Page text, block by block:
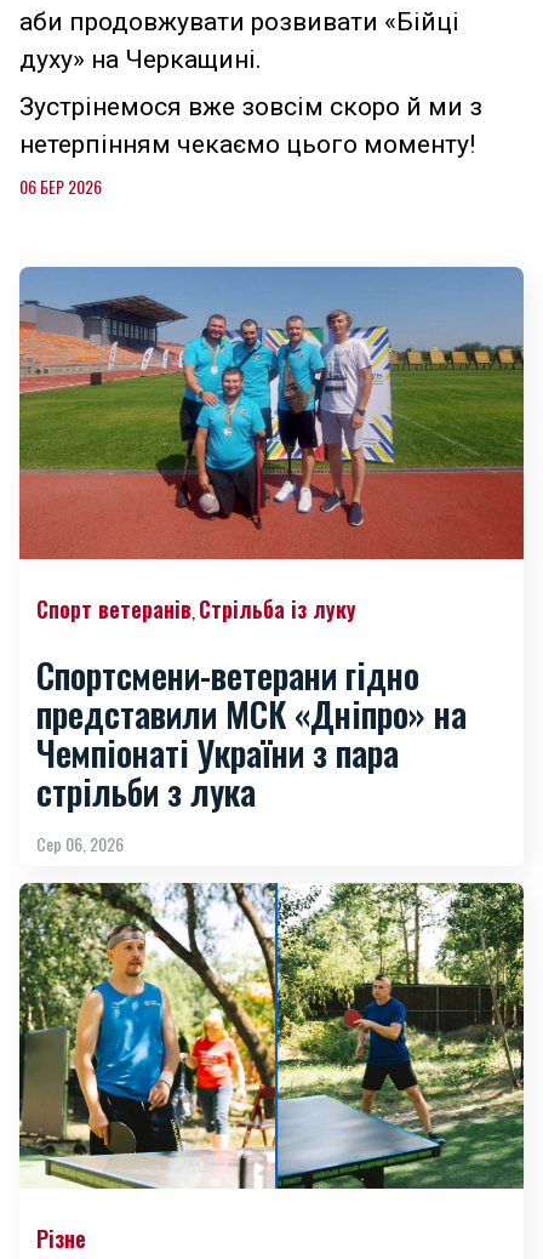
аби продовжувати розвивати «Бійці
духу» на Черкащині.
Зустрінемося вже зовсім скоро й ми з
нетерпінням чекаємо цього моменту!
06 БЕР 2026
Спорт ветеранів,Стрільба із луку
Спортсмени-ветерани гідно
представили МСК «Дніпро» на
Чемпіонаті України з пара
стрільби з лука
Сер 06, 2026
Різне